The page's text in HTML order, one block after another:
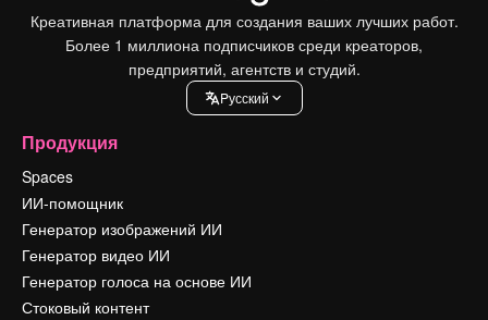
Креативная платформа для создания ваших лучших работ.
Более 1 миллиона подписчиков среди креаторов,
предприятий, агентств и студий.
Pусский
Продукция
Spaces
ИИ-помощник
Генератор изображений ИИ
Генератор видео ИИ
Генератор голоса на основе ИИ
Стоковый контент